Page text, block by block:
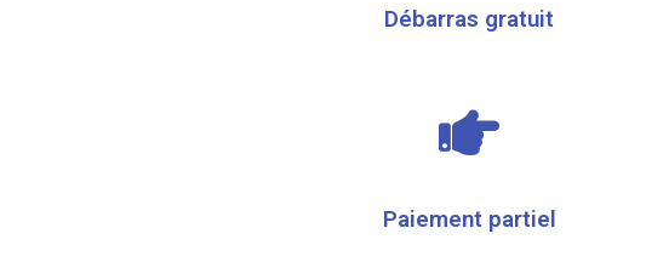
Débarras gratuit
Paiement partiel